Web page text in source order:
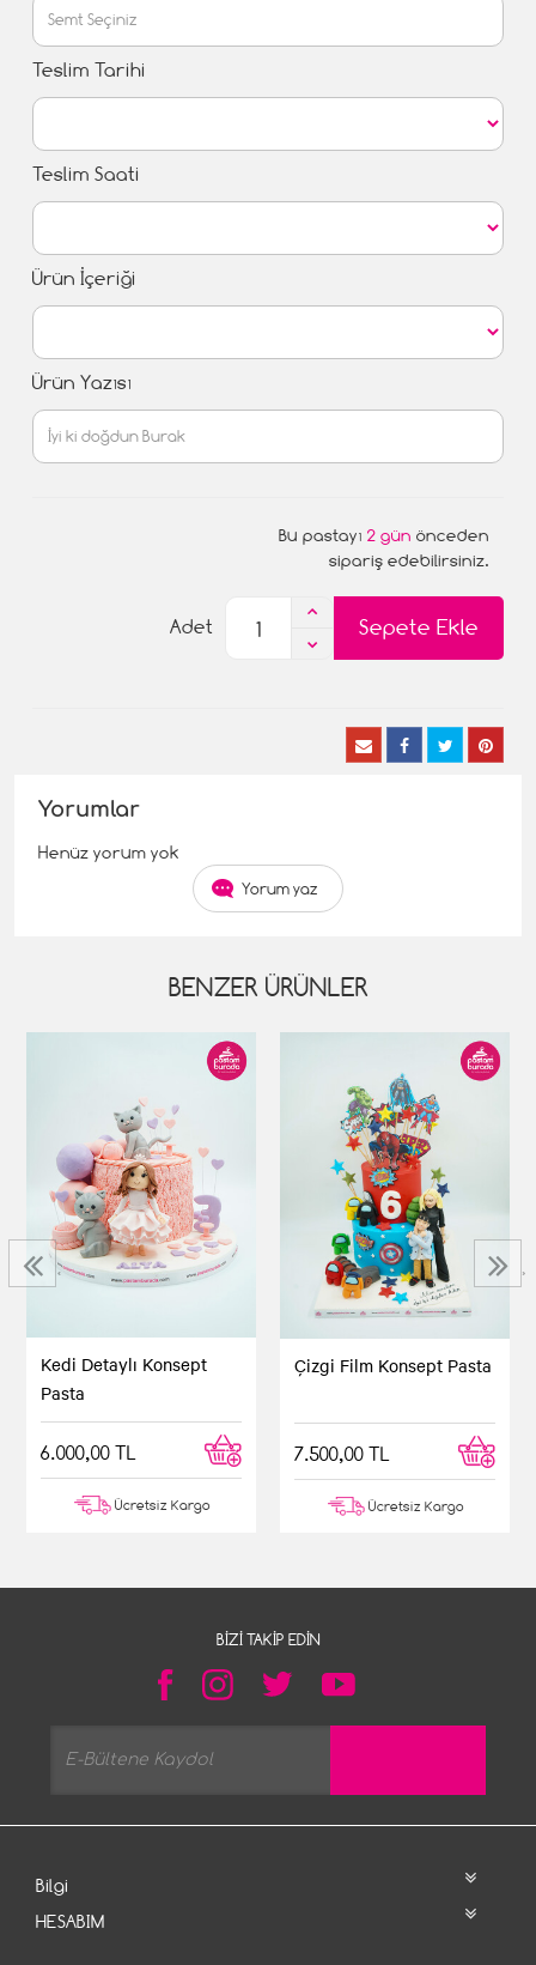
Teslim Tarihi
Teslim Saati
Ürün İçeriği
Ürün Yazısı
Bu pastayı 2 gün önceden
sipariş edebilirsiniz.
Sepete Ekle
Adet
Yorumlar
Henüz yorum yok
Yorum yaz
BENZER ÜRÜNLER
Kedi Detaylı Konsept
Pasta
6.000,00 TL
Ücretsiz Kargo
Çizgi Film Konsept Pasta
7.500,00 TL
Ücretsiz Kargo
‹ ›
BIZI TAKIP EDIN
Bilgi
HESABIM